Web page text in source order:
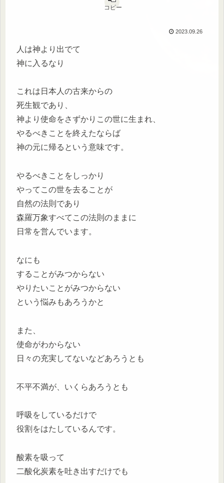
コピー
2023.09.26
人は神より出でて
神に入るなり
これは日本人の古来からの
死生観であり、
神より使命をさずかりこの世に生まれ、
やるべきことを終えたならば
神の元に帰るという意味です。
やるべきことをしっかり
やってこの世を去ることが
自然の法則であり
森羅万象すべてこの法則のままに
日常を営んでいます。
なにも
することがみつからない
やりたいことがみつからない
という悩みもあろうかと
また、
使命がわからない
日々の充実してないなどあろうとも
不平不満が、いくらあろうとも
呼吸をしているだけで
役割をはたしているんです。
酸素を吸って
二酸化炭素を吐き出すだけでも